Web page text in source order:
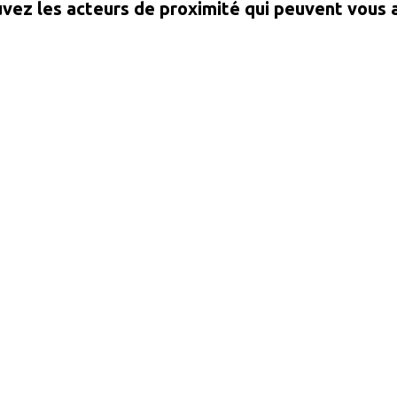
les acteurs de proximité qui peuvent vous